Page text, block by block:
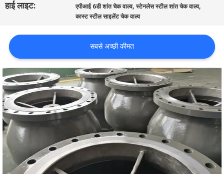
हमसे
संपर्क
करें
समाचार
उद्धरण
मांगें
साइटमैप
हाई लाइट:
एपीआई 6डी शांत चेक वाल्व,स्टेनलेस स्टील शांत चेक वाल्व,
कास्ट स्टील साइलेंट चेक वाल्व
सबसे अच्छी कीमत